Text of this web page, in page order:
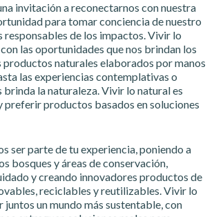
invitación a reconectarnos con nuestra
para tomar conciencia de nuestro
responsables de los impactos. Vivir lo
las oportunidades que nos brindan los
productos naturales elaborados por manos
las experiencias contemplativas o
brinda la naturaleza. Vivir lo natural es
preferir productos basados en soluciones
ser parte de tu experiencia, poniendo a
bosques y áreas de conservación,
y creando innovadores productos de
reciclables y reutilizables. Vivir lo
juntos un mundo más sustentable, con